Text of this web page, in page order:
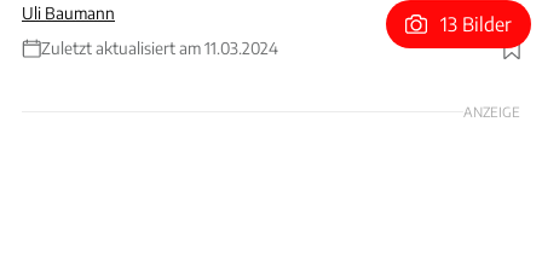
Uli Baumann
Zuletzt aktualisiert am 11.03.2024
Foto: Mercedes
13 Bilder
ANZEIGE